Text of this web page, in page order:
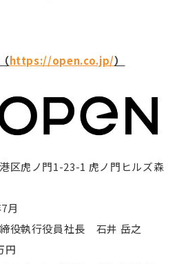
https://open.co.jp/）
区虎ノ門1-23-1 虎ノ門ヒルズ森
執行役員社長 石井 岳之